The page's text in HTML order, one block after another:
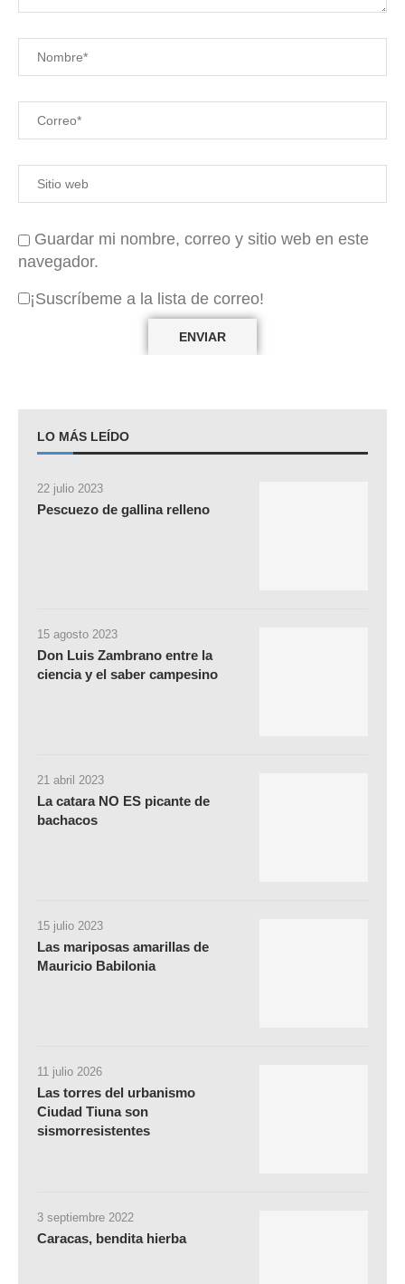
Guardar mi nombre, correo y sitio web en este
navegador.
¡Suscríbeme a la lista de correo!
LO MÁS LEÍDO
22 julio 2023
Pescuezo de gallina relleno
15 agosto 2023
Don Luis Zambrano entre la
ciencia y el saber campesino
21 abril 2023
La catara NO ES picante de
bachacos
15 julio 2023
Las mariposas amarillas de
Mauricio Babilonia
11 julio 2026
Las torres del urbanismo
Ciudad Tiuna son
sismorresistentes
3 septiembre 2022
Caracas, bendita hierba